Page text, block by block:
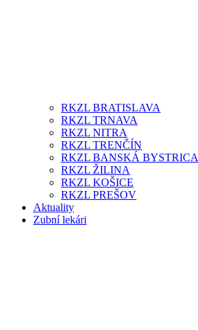
RKZL BRATISLAVA
RKZL TRNAVA
RKZL NITRA
RKZL TRENČÍN
RKZL BANSKÁ BYSTRICA
RKZL ŽILINA
RKZL KOŠICE
RKZL PREŠOV
Aktuality
Zubní lekári